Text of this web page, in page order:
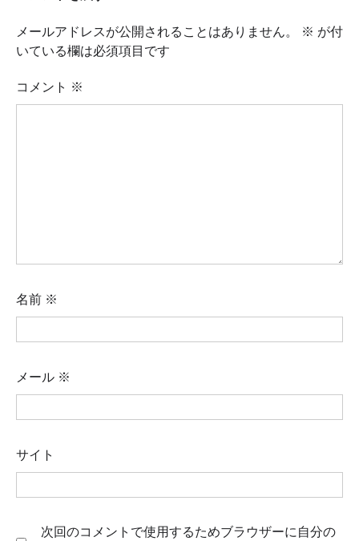
メールアドレスが公開されることはありません。 ※ が付
いている欄は必須項目です
コメント ※
名前 ※
メール ※
サイト
次回のコメントで使用するためブラウザーに自分の